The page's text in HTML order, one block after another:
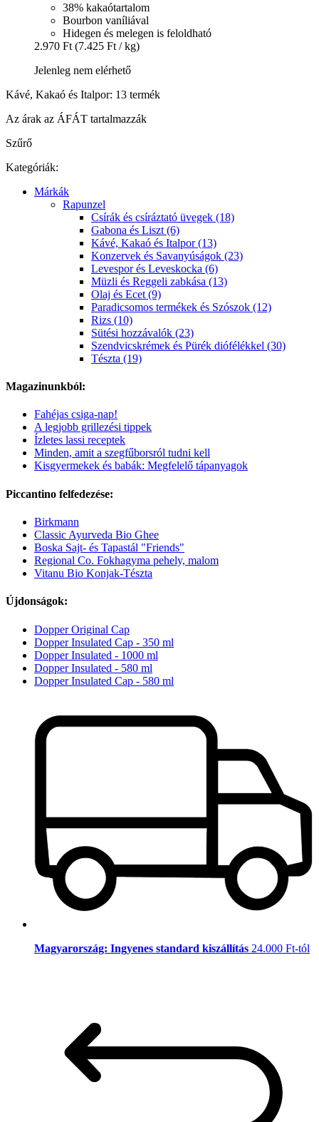
38% kakaótartalom
Bourbon vaníliával
Hidegen és melegen is feloldható
2.970 Ft (7.425 Ft / kg)
Jelenleg nem elérhető
Kávé, Kakaó és Italpor: 13 termék
Az árak az ÁFÁT tartalmazzák
Szűrő
Kategóriák:
Márkák
Rapunzel
Csírák és csíráztató üvegek (18)
Gabona és Liszt (6)
Kávé, Kakaó és Italpor (13)
Konzervek és Savanyúságok (23)
Levespor és Leveskocka (6)
Müzli és Reggeli zabkása (13)
Olaj és Ecet (9)
Paradicsomos termékek és Szószok (12)
Rizs (10)
Sütési hozzávalók (23)
Szendvicskrémek és Pürék diófélékkel (30)
Tészta (19)
Magazinunkból:
Fahéjas csiga-nap!
A legjobb grillezési tippek
Ízletes lassi receptek
Minden, amit a szegfűborsról tudni kell
Kisgyermekek és babák: Megfelelő tápanyagok
Piccantino felfedezése:
Birkmann
Classic Ayurveda Bio Ghee
Boska Sajt- és Tapastál "Friends"
Regional Co. Fokhagyma pehely, malom
Vitanu Bio Konjak-Tészta
Újdonságok:
Dopper Original Cap
Dopper Insulated Cap - 350 ml
Dopper Insulated - 1000 ml
Dopper Insulated - 580 ml
Dopper Insulated Cap - 580 ml
Magyarország: Ingyenes standard kiszállítás 24.000 Ft-tól